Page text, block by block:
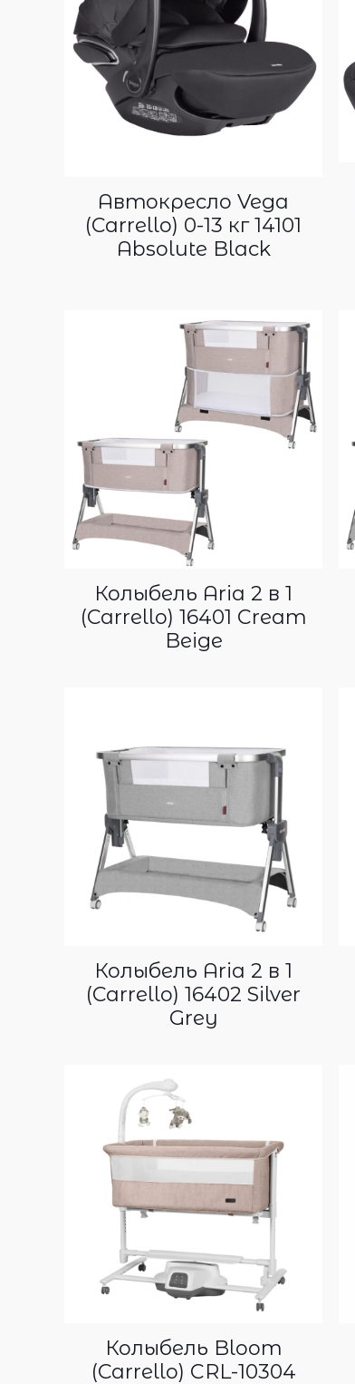
Автокресло Vega
(Carrello) 0-13 кг 14101
Absolute Black
Колыбель Aria 2 в 1
(Carrello) 16401 Cream
Beige
Колыбель Aria 2 в 1
(Carrello) 16402 Silver
Grey
Колыбель Bloom
(Carrello) CRL-10304